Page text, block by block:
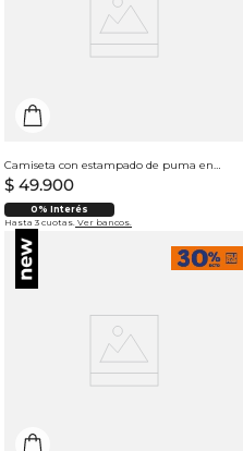
Camiseta con estampado de puma en punto corazón para mujer
$ 49.900
0% Interés
Hasta 3 cuotas. Ver bancos.